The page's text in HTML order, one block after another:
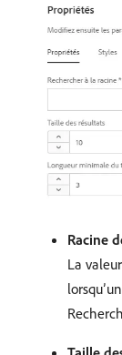
Racine
La